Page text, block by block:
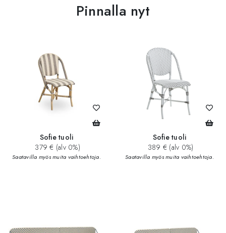
Pinnalla nyt
Sofie tuoli
379 € (alv 0%)
Saatavilla myös muita vaihtoehtoja.
Sofie tuoli
389 € (alv 0%)
Saatavilla myös muita vaihtoehtoja.